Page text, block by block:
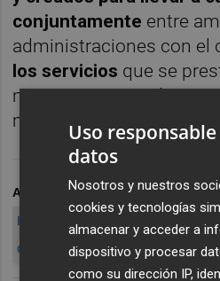
conjuntamente entre
administraciones con el
los servicios que se
mayores y con más
municipio de Cartagena.
ARCHIVADO EN DIPUTACIÓN DE
RESIDENCIA DE MAYORES
CONCEPCIÓN RUIZ
Uso
datos
Nosotros y nuestros
cookies y tecnologías
almacenar y acceder a
dispositivo y procesar
como su dirección IP,